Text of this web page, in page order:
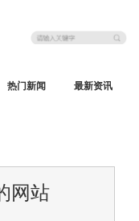
热门新闻 最新资讯
网站